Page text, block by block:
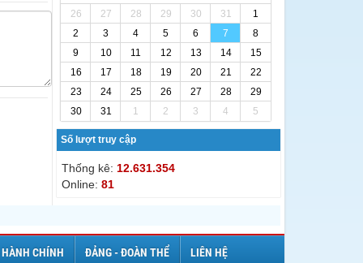
26 27 28 29 30 31
1
2
3 4 5 6 7
8
9
10 11 12 13 14
15
16
17 18 19 20 21
22
23
24 25 26 27 28
29
30
31 1 2 3 4 5
Số lượt truy cập
Thống kê: 12.631.354
Online: 81
CHÍNH ĐẢNG - ĐOÀN THỂ LIÊN HỆ